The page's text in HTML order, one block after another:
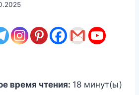
время чтения: 18 минут(ы)